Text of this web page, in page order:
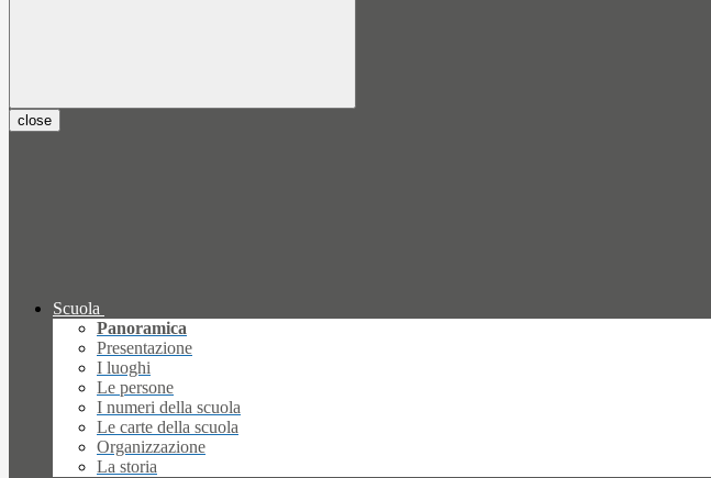
close
Scuola
Panoramica
Presentazione
I luoghi
Le persone
I numeri della scuola
Le carte della scuola
Organizzazione
La storia